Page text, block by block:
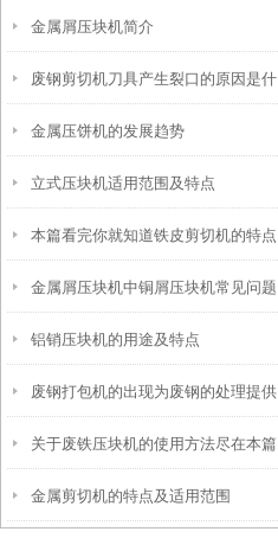
金属屑压块机简介
废钢剪切机刀具产生裂口的原因是什
么你知道么
金属压饼机的发展趋势
立式压块机适用范围及特点
本篇看完你就知道铁皮剪切机的特点
有哪些了
金属屑压块机中铜屑压块机常见问题
及解决方法分享
铝销压块机的用途及特点
废钢打包机的出现为废钢的处理提供
了便捷和高效的解决方案
关于废铁压块机的使用方法尽在本篇
金属剪切机的特点及适用范围